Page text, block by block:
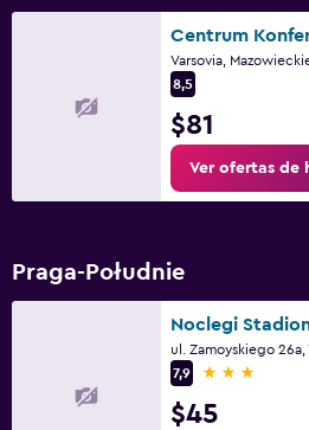
Varsovia,
8,5
$81
Ver ofertas de
Praga-Południe
7,9
3 estrellas
$45